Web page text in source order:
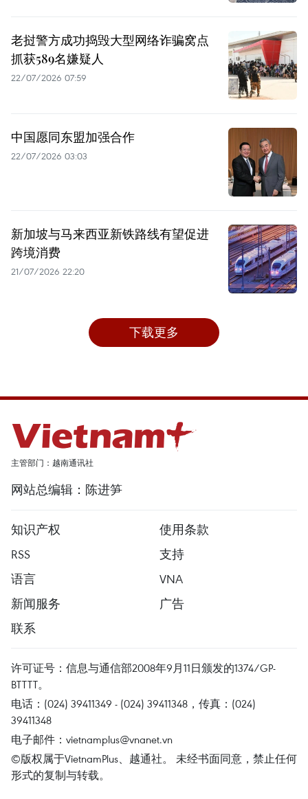
老挝警方成功捣毁大型网络诈骗窝点
抓获589名嫌疑人
22/07/2026 07:59
中国愿同东盟加强合作
22/07/2026 03:03
新加坡与马来西亚新铁路线有望促进
跨境消费
21/07/2026 22:20
下载更多
主管部门：越南通讯社
网站总编辑：陈进笋
知识产权
使用条款
RSS
支持
语言
VNA
新闻服务
广告
联系
许可证号：信息与通信部2008年9月11日颁发的1374/GP-
BTTTT。
电话：(024) 39411349 - (024) 39411348，传真：(024)
39411348
电子邮件： vietnamplus@vnanet.vn
©版权属于VietnamPlus、越通社。 未经书面同意，禁止任何
形式的复制与转载。